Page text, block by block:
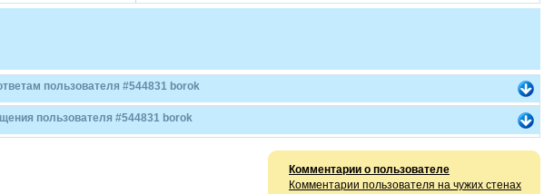
пользователя #544831 borok
пользователя #544831 borok
Комментарии о пользователе
Комментарии пользователя на чужих стенах